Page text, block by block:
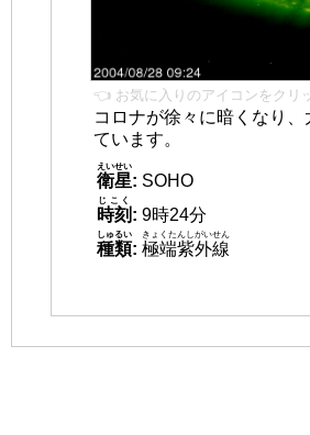
👈 お気に入りのアイコンをクリ
コロナが徐々に暗くなり
ています。
衛星
えいせい
: SOHO
時刻
じこく
: 9時24分
種類
しゅるい
: 極端紫外線
きょくたんしがいせん